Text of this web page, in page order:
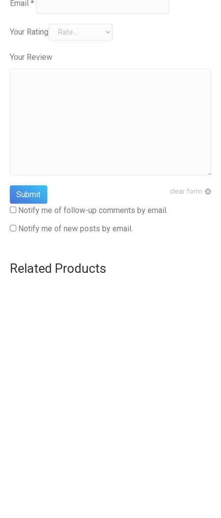
Email *
Your Rating
Your Review
clear form
Notify me of follow-up comments by email.
Notify me of new posts by email.
Related Products